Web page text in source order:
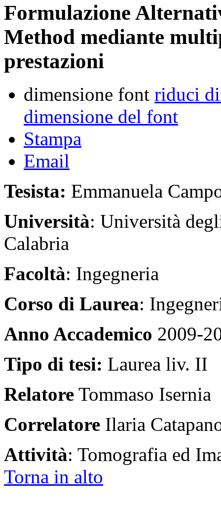
Formulazione
Method mediante
prestazioni
dimensione font riduci
dimensione del font
Stampa
Email
Tesista: Emmanuela
Università: Università
Calabria
Facoltà: Ingegneria
Corso di Laurea:
Anno Accademico 2009-
Tipo di tesi: Laurea liv. II
Relatore Tommaso Isernia
Correlatore Ilaria
Attività: Tomografia ed
Torna in alto